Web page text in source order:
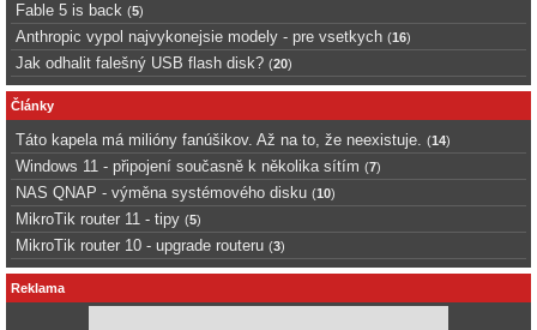
Fable 5 is back (5)
Anthropic vypol najvykonejsie modely - pre vsetkych (16)
Jak odhalit falešný USB flash disk? (20)
Články
Táto kapela má milióny fanúšikov. Až na to, že neexistuje. (14)
Windows 11 - připojení současně k několika sítím (7)
NAS QNAP - výměna systémového disku (10)
MikroTik router 11 - tipy (5)
MikroTik router 10 - upgrade routeru (3)
Reklama